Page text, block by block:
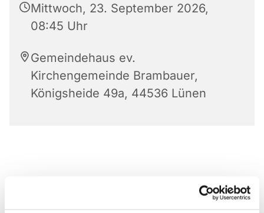
Mittwoch, 23. September 2026,
08:45 Uhr
Gemeindehaus ev.
Kirchengemeinde Brambauer,
Königsheide 49a, 44536 Lünen